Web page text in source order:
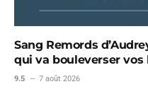
Sang Remords
qui va bouleverser vos
9.5 7 août 2026